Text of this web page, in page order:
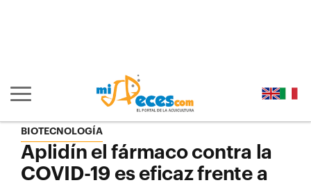
Mostrar/ocultar navegación principal
BIOTECNOLOGÍA
Aplidín el fármaco contra la
COVID-19 es eficaz frente a